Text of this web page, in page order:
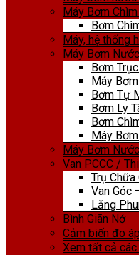
Máy Bơm
Bơm
Máy, hệ thống
Máy Bơm
Bơm
Máy
Bơm Tự
Bơm Ly
Bơm
Máy
Máy Bơm
Van PCCC /
Trụ Chữa
Van Góc
Lăng
Bình Giãn Nở
Cảm biến đo
Xem tất cả